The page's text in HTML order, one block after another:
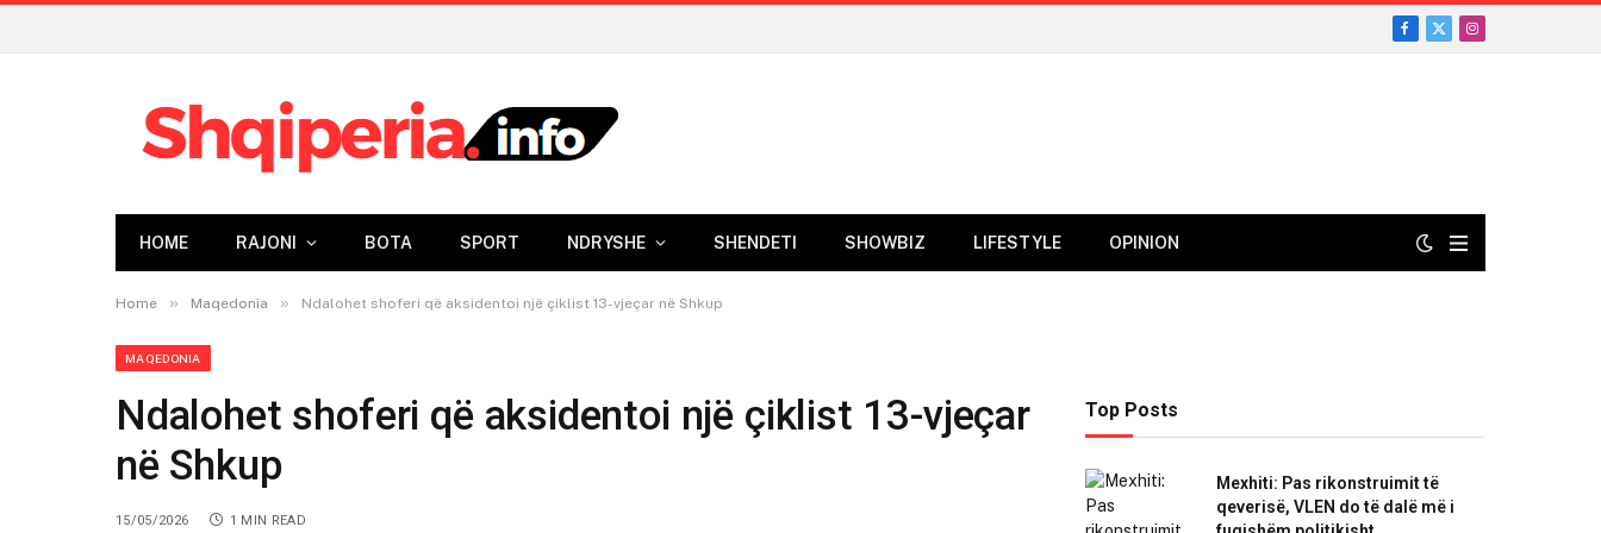
Facebook
X
Instagram
HOME RAJONI BOTA SPORT NDRYSHE SHENDETI SHOWBIZ LIFESTYLE OPINION
Home » Maqedonia » Ndalohet shoferi që aksidentoi një çiklist 13-vjeçar në Shkup
MAQEDONIA
Ndalohet shoferi që aksidentoi një çiklist 13-vjeçar
në Shkup
15/05/2026 1 MIN READ
Top Posts
Mexhiti: Pas rikonstruimit të
qeverisë, VLEN do të dalë më i